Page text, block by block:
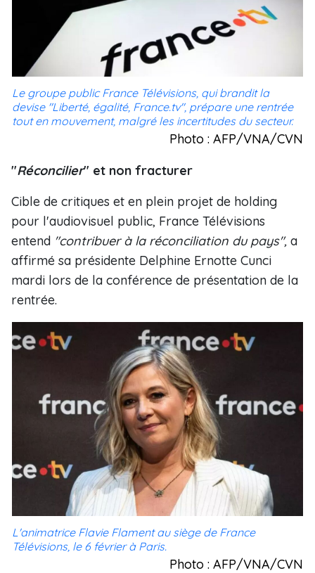
Le groupe public France Télévisions, qui brandit la
devise "Liberté, égalité, France.tv", prépare une rentrée
tout en mouvement, malgré les incertitudes du secteur.
Photo : AFP/VNA/CVN
"Réconcilier" et non fracturer
Cible de critiques et en plein projet de holding
pour l'audiovisuel public, France Télévisions
entend "contribuer à la réconciliation du pays", a
affirmé sa présidente Delphine Ernotte Cunci
mardi lors de la conférence de présentation de la
rentrée.
L'animatrice Flavie Flament au siège de France
Télévisions, le 6 février à Paris.
Photo : AFP/VNA/CVN